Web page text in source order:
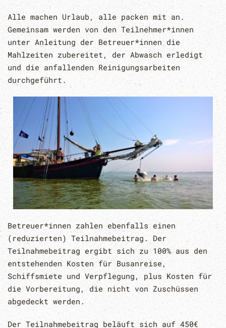
Alle machen Urlaub, alle packen mit an.
Gemeinsam werden von den Teilnehmer*innen
unter Anleitung der Betreuer*innen die
Mahlzeiten zubereitet, der Abwasch erledigt
und die anfallenden Reinigungsarbeiten
durchgeführt.
Betreuer*innen zahlen ebenfalls einen
(reduzierten) Teilnahmebeitrag. Der
Teilnahmebeitrag ergibt sich zu 100% aus den
entstehenden Kosten für Busanreise,
Schiffsmiete und Verpflegung, plus Kosten für
die Vorbereitung, die nicht von Zuschüssen
abgedeckt werden.
Der Teilnahmebeitrag beläuft sich auf 450€